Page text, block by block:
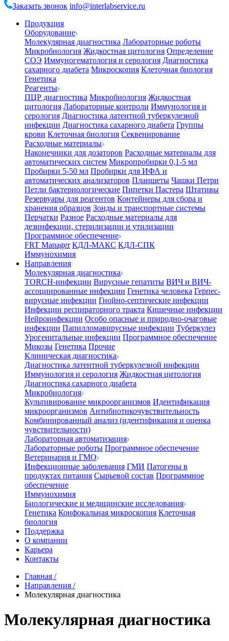
Заказать звонок info@interlabservice.ru
Продукция
Оборудование
Молекулярная диагностика Лабораторные роботы
Микробиология Жидкостная цитология Определение
СОЭ Иммуногематология и серология Диагностика
сахарного диабета Микроскопия Клеточная биология
Генетика
Реагенты
ПЦР диагностика Микробиология Жидкостная
цитология Лабораторные контроли Иммунология и
серология Диагностика латентной туберкулезной
инфекции Диагностика сахарного диабета Группы
крови Клеточная биология Секвенирование
Расходные материалы
Наконечники для дозаторов Расходные материалы для
автоматических систем Микропробирки 0,1-5 мл
Пробирки 5-50 мл Пробирки для ИФА и
автоматических анализаторов Планшеты Чашки Петри
Петли бактериологические Пипетки Пастера Штативы
Резервуары для реагентов Контейнеры для сбора и
хранения образцов Зонды и транспортные системы
Перчатки Разное Расходные материалы для
дезинфекции, стерилизации и утилизации
Программное обеспечение
FRT Manager КДЛ-МАКС КДЛ-СПК
Иммунохимия
Направления
Молекулярная диагностика
TORCH-инфекции Вирусные гепатиты ВИЧ и ВИЧ-
ассоциированные инфекции Генетика человека Герпес-
вирусные инфекции Гнойно-септические инфекции
Инфекции респираторного тракта Кишечные инфекции
Нейроинфекции Особо опасные и природно-очаговые
инфекции Папилломавирусные инфекции Туберкулез
Урогенитальные инфекции Программное обеспечение
Микозы Генетика Прочие
Клиническая диагностика
Диагностика латентной туберкулезной инфекции
Иммунология и серология Жидкостная цитология
Диагностика сахарного диабета
Микробиология
Культивирование микроорганизмов Идентификация
микроорганизмов Антибиотикочувствительность
Комбинированный анализ (идентификация и оценка
чувствительности)
Лабораторная автоматизация
Лабораторные роботы Программное обеспечение
Ветеринария и ГМО
Инфекционные заболевания ГМИ Патогены в
продуктах питания Сырьевой состав Программное
обеспечение
Иммунохимия
Биологические и медицинские исследования
Генетика Конфокальная микроскопия Клеточная
биология
Поддержка
О компании
Карьера
Контакты
Главная /
Направления /
Молекулярная диагностика
Молекулярная диагностика